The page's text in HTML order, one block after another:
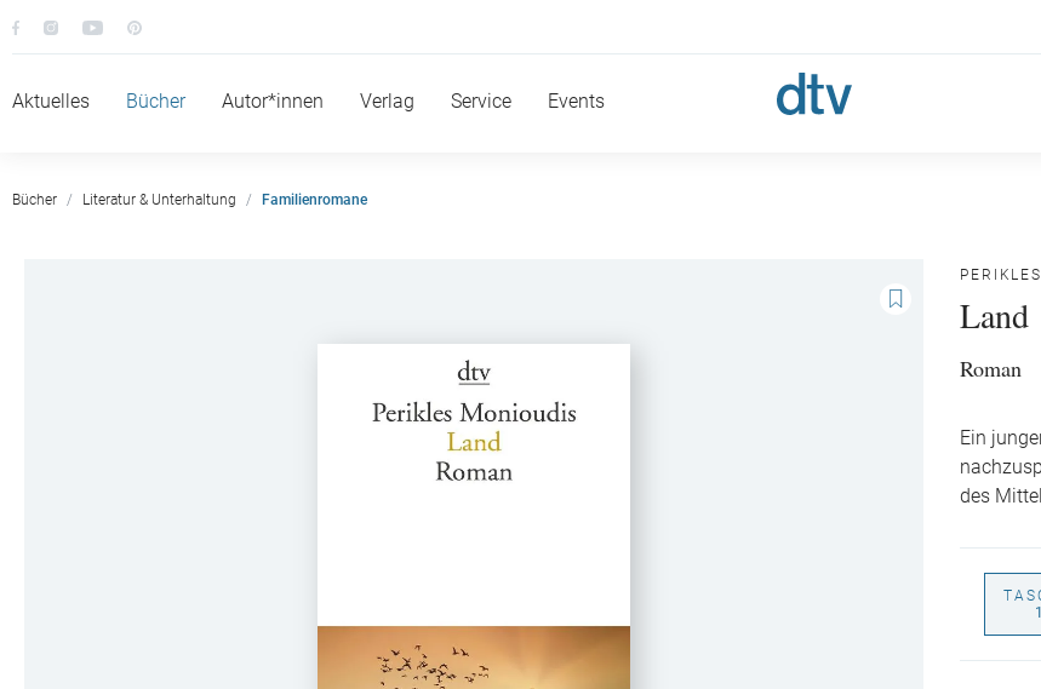
Aktuelles Bücher Autor*innen Verlag Service Events
Bücher Literatur & Unterhaltung Familienromane
Land
Roman
Ein
des